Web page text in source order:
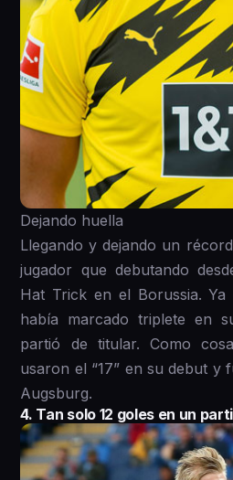
Dejando huella
Llegando y dejando un
jugador que debutando
Hat Trick en el Borussia. Ya
había marcado triplete en
partió de titular. Como
usaron el “17” en su debut y
Augsburg.
4. Tan solo 12 goles en un